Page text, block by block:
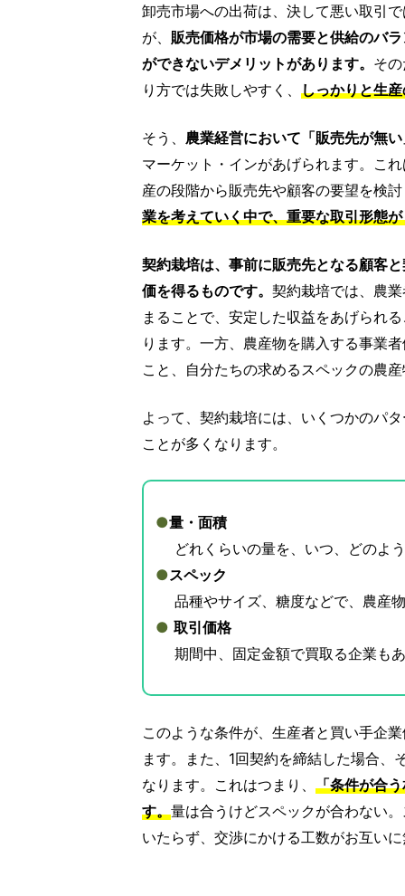
卸売市場への出荷は、決して悪い取引
が、 販売価格が市場の需要と供給のバ
ができないデメリットがあります。 そ
り方では失敗しやすく、 しっかりと生
そう、 農業経営において「販売先が無
マーケット・インがあげられます。こ
産の段階から販売先や顧客の要望を検
業を考えていく中で、重要な取引形態
契約栽培は、事前に販売先となる顧客
価を得るものです。 契約栽培では、農
まることで、安定した収益をあげられ
ります。一方、農産物を購入する事業
こと、自分たちの求めるスペックの農
よって、契約栽培には、いくつかのパ
ことが多くなります。
●量・面積
どれくらいの量を、いつ、どのよ
●スペック
品種やサイズ、糖度などで、農産
● 取引価格
期間中、固定金額で買取る企業も
このような条件が、生産者と買い手企
ます。また、1回契約を締結した場合
なります。これはつまり、 「条件が合
す。量は合うけどスペックが合わない
いたらず、交渉にかける工数がお互い